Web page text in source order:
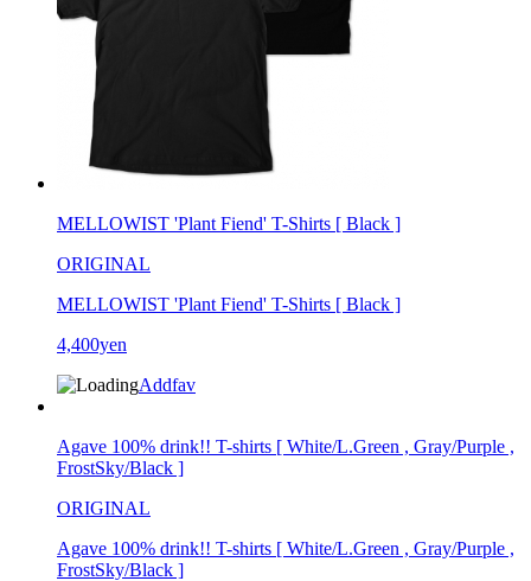
MELLOWIST 'Plant Fiend' T-Shirts [ Black ]
ORIGINAL
MELLOWIST 'Plant Fiend' T-Shirts [ Black ]
4,400yen
Addfav
Agave 100% drink!! T-shirts [ White/L.Green , Gray/Purple ,
FrostSky/Black ]
ORIGINAL
Agave 100% drink!! T-shirts [ White/L.Green , Gray/Purple ,
FrostSky/Black ]